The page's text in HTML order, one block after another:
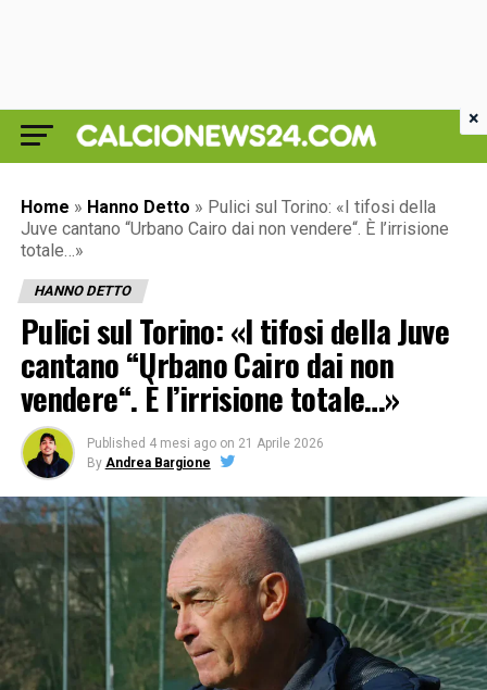
Home » Hanno Detto » Pulici sul Torino: «I tifosi della
Juve cantano “Urbano Cairo dai non vendere“. È l’irrisione
totale…»
HANNO DETTO
Pulici sul Torino: «I tifosi della Juve
cantano “Urbano Cairo dai non
vendere“. È l’irrisione totale…»
Published 4 mesi ago on 21 Aprile 2026
By Andrea Bargione
×